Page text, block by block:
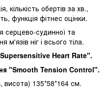
кількість обертів за хв.,
функція фітнес оцінки.
серцево-судинної та
м'язів ніг і всього тіла.
Heart Rate".
"Smooth Tension Control".
135*58*164 см.